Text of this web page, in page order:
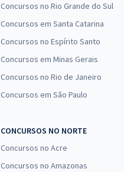
Concursos no Rio Grande do Sul
Concursos em Santa Catarina
Concursos no Espírito Santo
Concursos em Minas Gerais
Concursos no Rio de Janeiro
Concursos em São Paulo
CONCURSOS NO NORTE
Concursos no Acre
Concursos no Amazonas